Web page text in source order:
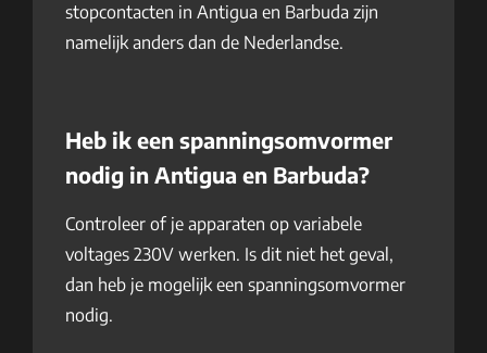
stopcontacten in Antigua en Barbuda zijn
namelijk anders dan de Nederlandse.
Heb ik een spanningsomvormer
nodig in Antigua en Barbuda?
Controleer of je apparaten op variabele
voltages 230V werken. Is dit niet het geval,
dan heb je mogelijk een spanningsomvormer
nodig.